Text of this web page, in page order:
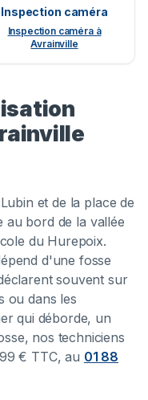
Inspection caméra
Inspection caméra à
Avrainville
et de la place de
au bord de la vallée
du Hurepoix.
d'une fosse
souvent sur
ou dans les
qui déborde, un
nos techniciens
€ TTC, au 01 88